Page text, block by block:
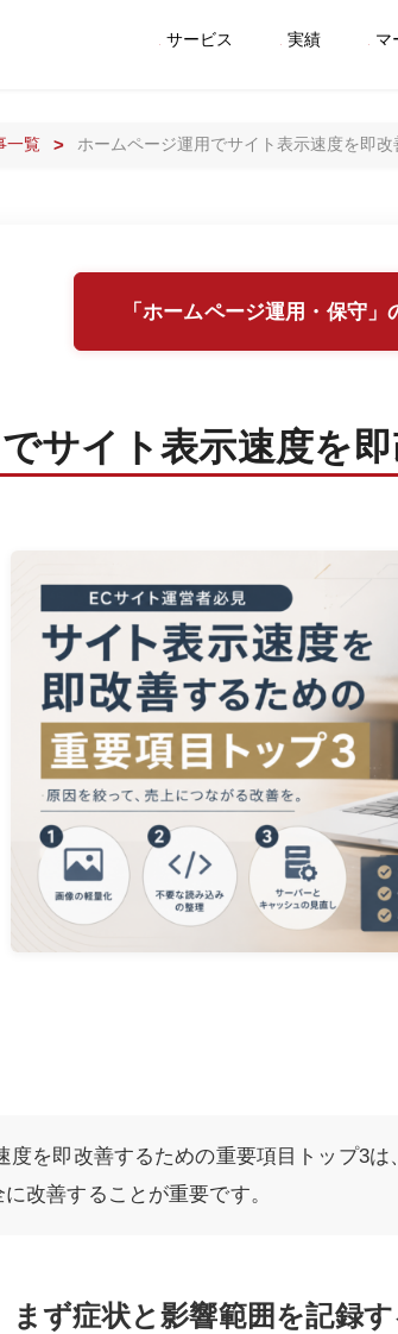
サービス 実績 マ
一覧 ホームページ運用でサイト表示速度を即
「ホームページ運用・保守
サイト表示速度を
度を即改善するための重要項目トップ3
改善することが重要です。
ず症状と影響範囲を記録す